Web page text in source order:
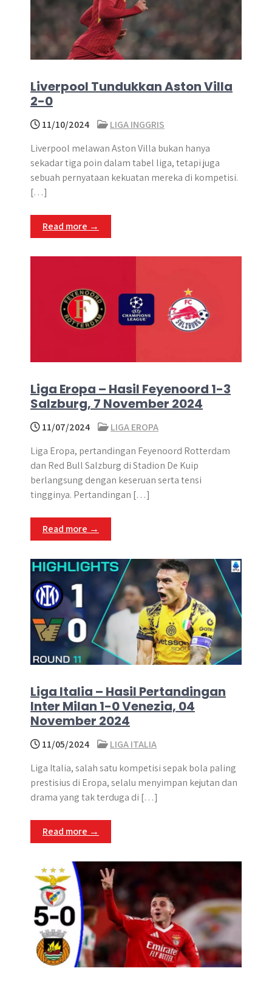
Liverpool Tundukkan Aston Villa
2-0
11/10/2024
LIGA INGGRIS
Liverpool melawan Aston Villa bukan hanya
sekadar tiga poin dalam tabel liga, tetapi juga
sebuah pernyataan kekuatan mereka di kompetisi.
[…]
Read more →
Liga Eropa – Hasil Feyenoord 1-3
Salzburg, 7 November 2024
11/07/2024
LIGA EROPA
Liga Eropa, pertandingan Feyenoord Rotterdam
dan Red Bull Salzburg di Stadion De Kuip
berlangsung dengan keseruan serta tensi
tingginya. Pertandingan […]
Read more →
Liga Italia – Hasil Pertandingan
Inter Milan 1-0 Venezia, 04
November 2024
11/05/2024
LIGA ITALIA
Liga Italia, salah satu kompetisi sepak bola paling
prestisius di Eropa, selalu menyimpan kejutan dan
drama yang tak terduga di […]
Read more →